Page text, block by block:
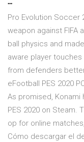
Pro Evolution Soccer
weapon against FIFA
ball physics and
aware player
from defenders
eFootball PES 2020
As promised, Konami
PES 2020 on Steam.
op for online
Cómo descargar el